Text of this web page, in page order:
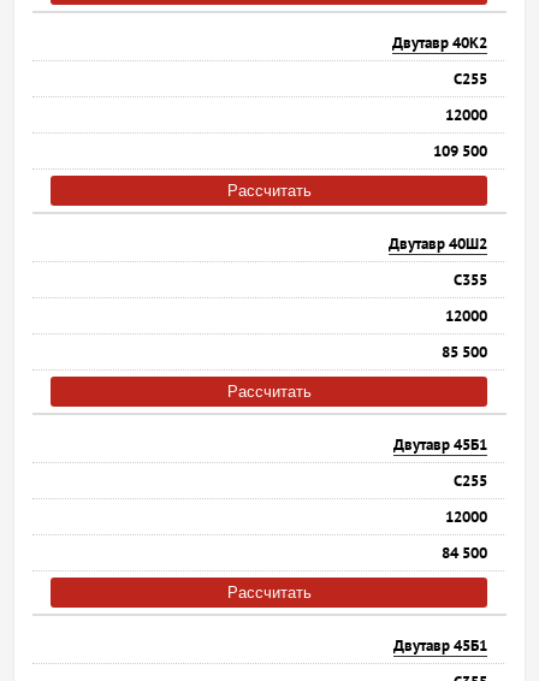
Двутавр 40К2
С255
12000
109 500
Рассчитать
Двутавр 40Ш2
С355
12000
85 500
Рассчитать
Двутавр 45Б1
С255
12000
84 500
Рассчитать
Двутавр 45Б1